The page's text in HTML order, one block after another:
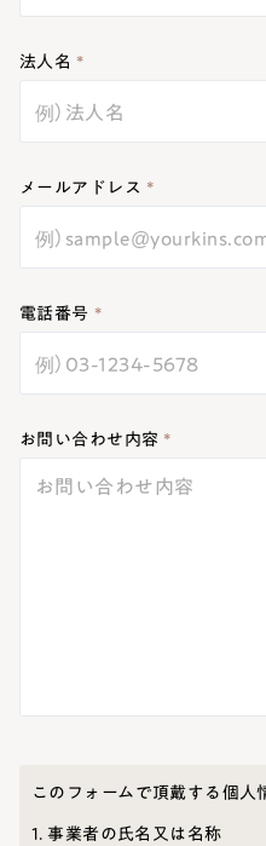
採用情報
Career
お問い合わせ
Contact
法人名
メールアドレス
電話番号
お問い合わせ内容
このフォームで頂戴する個人
1. 事業者の氏名又は名称